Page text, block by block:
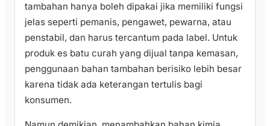
tambahan hanya boleh dipakai jika memiliki fungsi
jelas seperti pemanis, pengawet, pewarna, atau
penstabil, dan harus tercantum pada label. Untuk
produk es batu curah yang dijual tanpa kemasan,
penggunaan bahan tambahan berisiko lebih besar
karena tidak ada keterangan tertulis bagi
konsumen.